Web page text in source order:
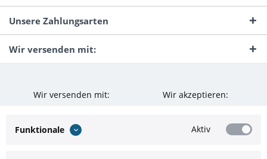
Unsere Zahlungsarten
Wir versenden mit:
Wir versenden mit: Wir akzeptieren:
Funktionale Aktiv